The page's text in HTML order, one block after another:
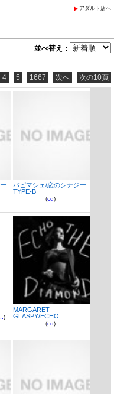
アダルト店へ
並べ替え：
4 5 1667 次へ 次の10頁
パピマシェ/恋のシナジー
TYPE-B
(cd)
)
MARGARET
GLASPY/ECHO...
(cd)